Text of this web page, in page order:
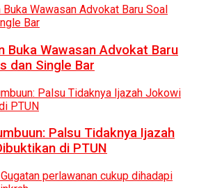
Buka Wawasan Advokat Baru
dan Single Bar
Palsu Tidaknya Ijazah
di PTUN